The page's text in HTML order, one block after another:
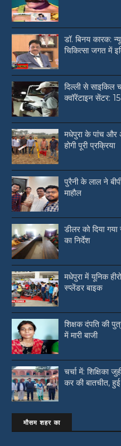
डॉ. बिनय कारक:
चिकित्सा जगत में
दिल्ली से साइकिल
क्वॉरेंटाइन सेंटर:
मधेपुरा के पांच और
होगी पूरी प्रक्रिया
पुरैनी के लाल ने
माहौल
डीलर को दिया
का निर्देश
मधेपुरा में यूनिक
स्प्लेंडर बाइक
शिक्षक दंपति की
में मारी बाजी
चर्चा में: शिक्षिका
कर की बातचीत,
मौसम शहर का